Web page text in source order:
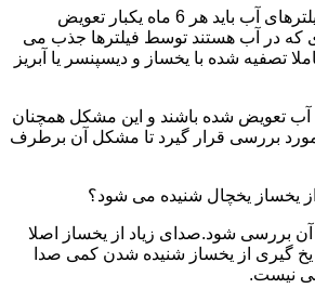
همانطور که می دانید فیلترهای آب باید هر 6 ماه یکبار تعویض
که در آب هستند توسط فیلترها جذب می
تصفیه شده با یخساز و دیسپنسر یا آبریز
آب تعویض شده باشند و این مشکل همچنان
مورد بررسی قرار گیرد تا مشکل آن برطرف
از یخساز یخچال شنیده می شود؟
آن بررسی شود.صدای زیاد از یخساز اصلا
گیری از یخساز شنیده شدن کمی صدا
نیست.